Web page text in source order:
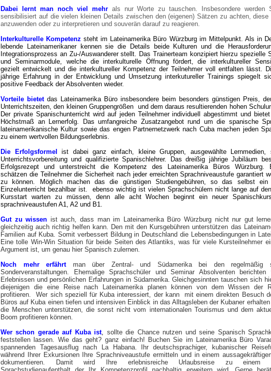
Dabei lernt man noch viel mehrals nur Worte zu tauschen. Insbesondere werden
sensibilisiert auf die vielen kleinen Details zwischen den (eigenen) Sätzen zu achten,
anzuwenden oder zu interpretieren und souverän darauf zu reagieren.
Interkulturelle Kompetenz steht im Lateinamerika Büro Würzburg im Mittelpunkt. Als in
lebende Lateinamerikaner kennen sie die Details beide Kulturen und die
Integrationsprozess an Zu-/Auswanderer stellt. Das Trainerteam konzipiert hierzu spezielle
und Seminarmodule, welche die interkulturelle Öffnung fördert, die interkultureller
gezielt entwickelt und die interkultureller Kompetenz der Teilnehmer voll entfalten lässt.
jährige Erfahrung in der Entwicklung und Umsetzung interkutureller Trainings spiegelt
positive Feedback der Absolventen wieder.
Vorteile bietetdas Lateinamerika Büro insbesondere beim besonders günstigen Preis,
Unterrichtszeiten,den kleinen Gruppengrößen und dem daraus resultierenden hohen
Der private Spanischunterricht wird auf jeden Teilnehmer individuell abgestimmt und
Höchstmaß an Lernerfolg. Das umfangreiche Zusatzangebot rund um die spanische
lateinamerikanische Kultur sowie das engen Partnernetzwerk nach Cuba machen jeden
zu einem wertvollen Bildungserlebnis.
Die Erfolgsformel
ist dabei ganz einfach, kleine Gruppen, ausgewählte Lernmedien,
Unterrichtsvorbereitung und qualifizierte Spanischlehrer. Das dreißig jährige Jubiläum
Erfolgsrezept und unterstreicht die Kompetenz des Lateinamerika Büros Würzburg.
schätzen die Teilnehmer die Sicherheit nach jeder erreichten Sprachniveaustufe garantiert
zu können. Möglich machen das die günstigen Studiengebühren, so das selbst ein
Einzelunterricht bezahlbar ist. ebenso wichtig ist vielen Sprachschülern nicht lange auf
Kursstart warten zu müssen, denn alle acht Wochen beginnt ein neuer
sprachniveaustufen A1, A2 und B1.
Gut zu wissen ist auch, dass man im Lateinamerika Büro Würzburg nicht nur gut
gleichzeitig auch richtig helfen kann. Den mit den Kursgebühren unterstützen das
Familien auf Kuba. Somit verbessert Bildung in Deutschland die Lebensbedingungen in
Eine tolle Win-Win Situation für beide Seiten des Atlantiks, was für viele Kursteilnehmer
Argument ist, um genau hier Spanisch zulernen.
Noch mehr erfährt
man über Zentral- und Südamerika bei den regelmäßig
Sonderveranstaltungen. Ehemalige Sprachschüler und Seminar Absolventen
Erlebnissen und persönlichen Erfahrungen in Südamerika. Gleichgesinnten tauschen sich
diejenigen die eine Reise nach Lateinamerika planen können von dem Wissen der
profitieren. Wer sich speziell für Kuba interessiert, der kann mit einem direkten Besuch
Büros auf Kuba einen tiefen und intensiven Einblick in das Alltagsleben der Kubaner
die Menschen unterstützen, die sonst nicht vom internationalen Tourismus und dem
Boom profitieren können.
Wer schon gerade auf Kuba ist, sollte die Chance nutzen und seine Spanisch
feststellen lassen. Wie das geht? ganz einfach! Buchen Sie im Lateinamerika Büro
spannenden Tagesausflug nach La Habana. Ihr deutschsprachiger, kubanischer
während Ihrer Exkursionen Ihre Sprachniveaustufe ermitteln und in einem
dokumentieren. Damit wird Ihre erlebnisreiche Urlaubsreise zu einem